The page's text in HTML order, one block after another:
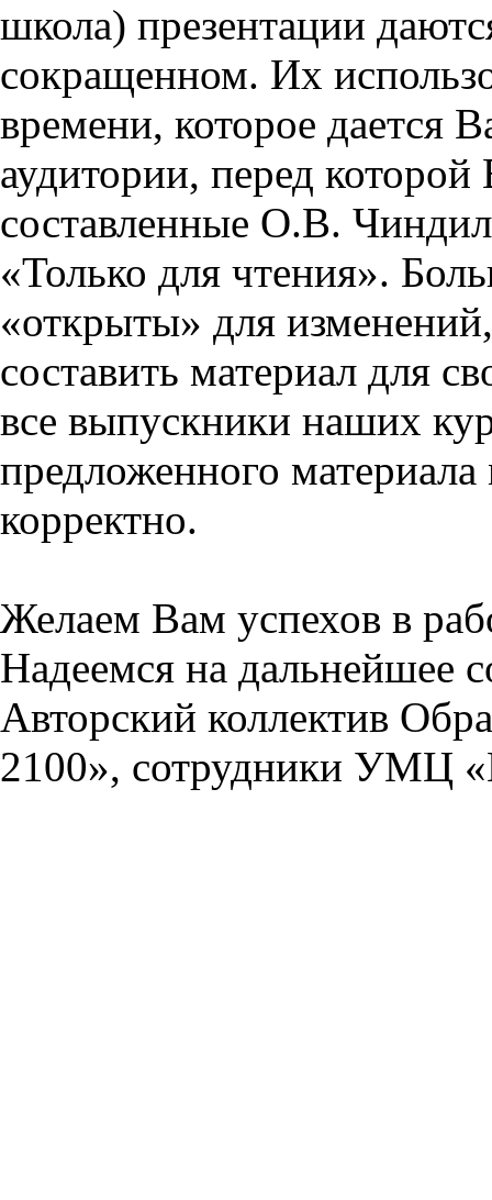
школа) презентации
сокращенном. Их
времени, которое дается
аудитории, перед
составленные О.В.
«Только для чтения».
«открыты» для
составить материал для
все выпускники наших
предложенного
корректно.
Желаем Вам успехов в
Надеемся на дальнейшее
Авторский коллектив
2100», сотрудники УМЦ